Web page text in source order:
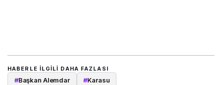
HABERLE ILGILI DAHA FAZLASI
#Başkan Alemdar #Karasu